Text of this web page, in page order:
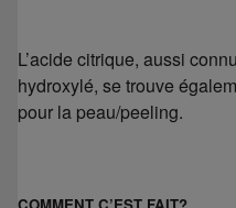
L’acide citrique, aussi
hydroxylé, se trouve
pour la peau/peeling.